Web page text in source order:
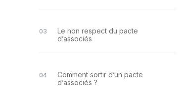
Le non respect du pacte
d’associés
Comment sortir d’un pacte
d’associés ?